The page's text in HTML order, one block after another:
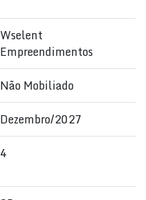
Wselent
Empreendimentos
Não Mobiliado
Dezembro/2027
4